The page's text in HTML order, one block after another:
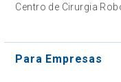
Centro de Cirurgia
Para Empresas